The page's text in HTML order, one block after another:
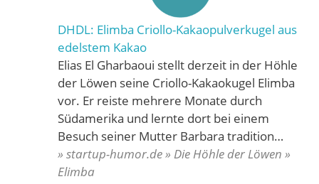
DHDL: Elimba Criollo-Kakaopulverkugel aus
edelstem Kakao
Elias El Gharbaoui stellt derzeit in der Höhle
der Löwen seine Criollo-Kakaokugel Elimba
vor. Er reiste mehrere Monate durch
Südamerika und lernte dort bei einem
Besuch seiner Mutter Barbara tradition…
» startup-humor.de » Die Höhle der Löwen »
Elimba